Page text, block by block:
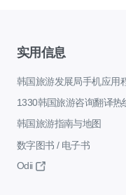
实用信息
韩国旅游发展局手机应用
1330韩国旅游咨询翻译热
韩国旅游指南与地图
数字图书 / 电子书
Odii